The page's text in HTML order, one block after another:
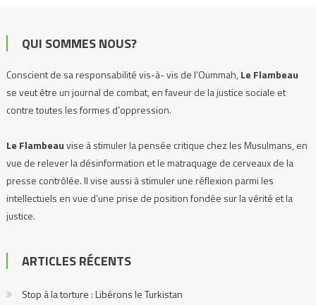
QUI SOMMES NOUS?
Conscient de sa responsabilité vis-à- vis de l’Oummah,Le Flambeau
se veut être un journal de combat, en faveur de la justice sociale et
contre toutes les formes d’oppression.
Le Flambeauvise à stimuler la pensée critique chez les Musulmans, en
vue de relever la désinformation et le matraquage de cerveaux de la
presse contrôlée. Il vise aussi à stimuler une réflexion parmi les
intellectuels en vue d’une prise de position fondée sur la vérité et la
justice.
Le Flambeau
se propose d’exposer, de dénoncer toutes les injustices,
et prendre la défense de tous les peuples opprimés, où qu’ils soient.
ARTICLES RÉCENTS
Stop à la torture : Libérons le Turkistan